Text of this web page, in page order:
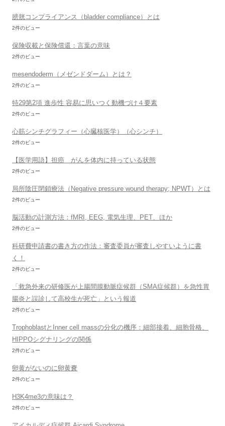
膀胱コンプライアンス（bladder compliance）とは
2件のビュー
保険収載と保険償還：言葉の意味
2件のビュー
mesendoderm（メゼンドダーム）とは？
2件のビュー
特29第2項 進歩性 容易に思いつく動機づけ４要素
2件のビュー
心筋シンチグラフィー（心臓核医学）（心シンチ）
2件のビュー
【医学用語】担癌 がんを体内に持っている状態
2件のビュー
局所陰圧閉鎖療法（Negative pressure wound therapy; NPWT）とは
2件のビュー
脳活動の計測方法：fMRI, EEG, 電気生理、PET、ほか
2件のビュー
科研費申請書の書き方の作法：審査委員が審査しやすいように書
く！
2件のビュー
「救急外来の研修医が上腸間膜動脈症候群（SMA症候群）を急性胃
腸炎と誤診して高校生が死亡」という報道
2件のビュー
TrophoblastとInner cell massの分化の機序：細部接着、細胞骨格、
HIPPOシグナリングの関係
2件のビュー
卵黄がないのに卵黄嚢
2件のビュー
H3K4me3の意味は？
2件のビュー